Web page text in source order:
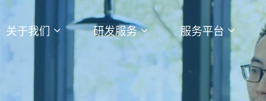
关于我们 研发服务 服务平台